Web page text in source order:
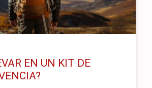
EN UN KIT DE